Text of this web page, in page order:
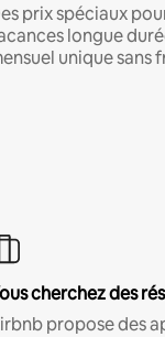
prix spéciaux
longue
unique sans
cherchez des
propose des